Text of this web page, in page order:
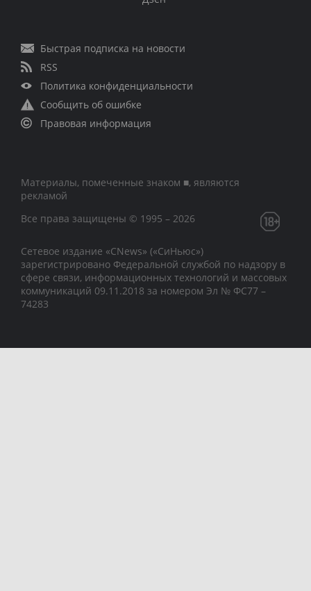
Быстрая подписка на новости
RSS
Политика конфиденциальности
Сообщить об ошибке
Правовая информация
Материалы, помеченные знаком ■, являются
рекламой
Все права защищены © 1995 – 2026
Сетевое издание «CNews» («СиНьюс»)
зарегистрировано Федеральной службой по надзору в
сфере связи, информационных технологий и массовых
коммуникаций 09.11.2018 за номером Эл № ФС77 –
74283